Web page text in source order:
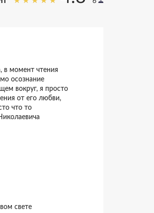
в момент чтения
осознание
вокруг, я просто
от его любви,
что то
свете